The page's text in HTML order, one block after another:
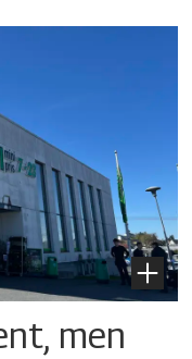
men